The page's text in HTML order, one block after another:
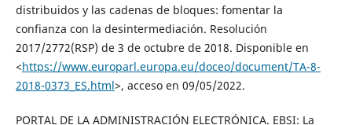
distribuidos y las cadenas de bloques: fomentar la
confianza con la desintermediación. Resolución
2017/2772(RSP) de 3 de octubre de 2018. Disponible en
<https://www.europarl.europa.eu/doceo/document/TA-8-
2018-0373_ES.html>, acceso en 09/05/2022.
PORTAL DE LA ADMINISTRACIÓN ELECTRÓNICA. EBSI: La